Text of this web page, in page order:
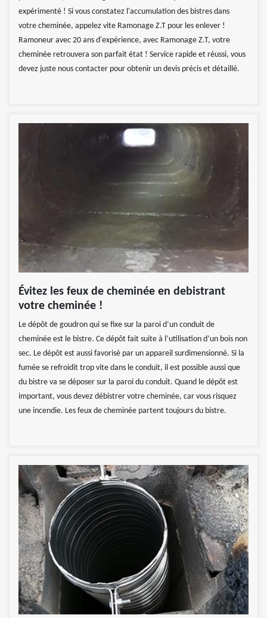
expérimenté ! Si vous constatez l'accumulation des bistres dans
votre cheminée, appelez vite Ramonage Z.T pour les enlever !
Ramoneur avec 20 ans d'expérience, avec Ramonage Z.T, votre
cheminée retrouvera son parfait état ! Service rapide et réussi, vous
devez juste nous contacter pour obtenir un devis précis et détaillé.
Évitez les feux de cheminée en debistrant
votre cheminée !
Le dépôt de goudron qui se fixe sur la paroi d’un conduit de
cheminée est le bistre. Ce dépôt fait suite à l’utilisation d’un bois non
sec. Le dépôt est aussi favorisé par un appareil surdimensionné. Si la
fumée se refroidit trop vite dans le conduit, il est possible aussi que
du bistre va se déposer sur la paroi du conduit. Quand le dépôt est
important, vous devez débistrer votre cheminée, car vous risquez
une incendie. Les feux de cheminée partent toujours du bistre.